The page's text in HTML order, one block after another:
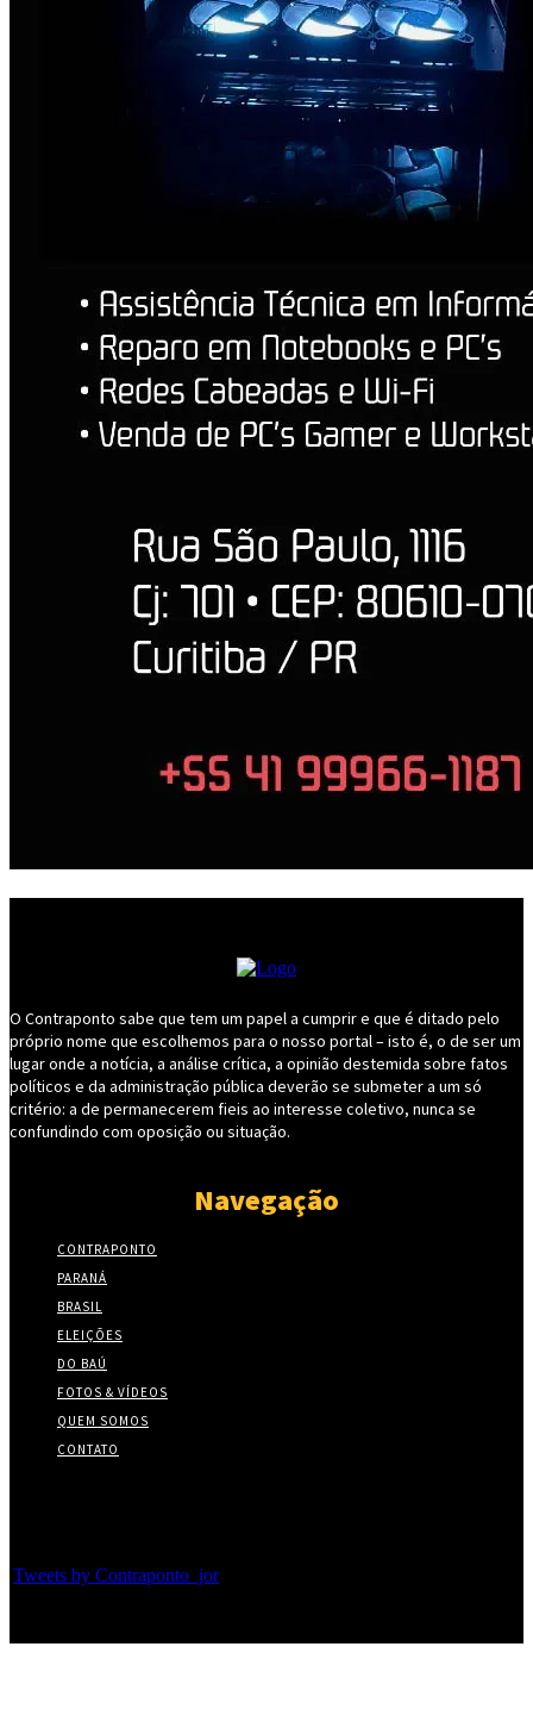
O Contraponto sabe que tem um papel a cumprir e que é ditado pelo
próprio nome que escolhemos para o nosso portal – isto é, o de ser um
lugar onde a notícia, a análise crítica, a opinião destemida sobre fatos
políticos e da administração pública deverão se submeter a um só
critério: a de permanecerem fieis ao interesse coletivo, nunca se
confundindo com oposição ou situação.
Navegação
CONTRAPONTO
PARANÁ
BRASIL
ELEIÇÕES
DO BAÚ
FOTOS & VÍDEOS
QUEM SOMOS
CONTATO
Tweets by Contraponto_jor